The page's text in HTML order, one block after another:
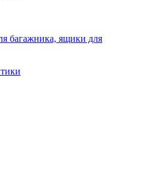
багажника, ящики для